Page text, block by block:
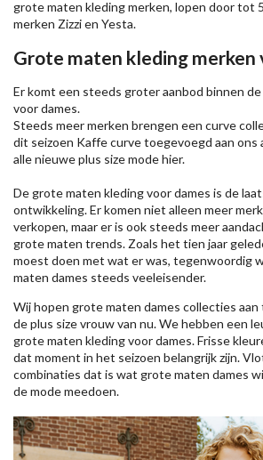
grote maten kleding merken, lopen door tot
merken Zizzien Yesta.
Grote maten kleding merken
Er komt een steeds groter aanbod binnen
voor dames.
Steeds meer merken brengen een curve
dit seizoen Kaffecurve toegevoegd aan ons
alle nieuweplus size modehier.
De grote maten kleding voor dames is de
ontwikkeling. Er komen niet alleen meer
verkopen, maar er is ook steeds meer
grote maten trends. Zoals het tien jaar
moest doen met wat er was, tegenwoordig
maten dames steeds veeleisender.
Wij hopen grote maten dames collecties
de plus size vrouw van nu. We hebben een
grote maten kleding voor dames. Frisse
dat moment in het seizoen belangrijk zijn.
combinaties dat is wat grote maten dames
de mode meedoen.